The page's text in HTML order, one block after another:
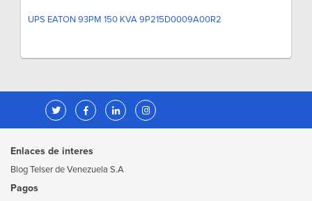
UPS EATON 93PM 150 KVA 9P215D0009A00R2
Enlaces de interes
Blog Telser de Venezuela S.A
Pagos